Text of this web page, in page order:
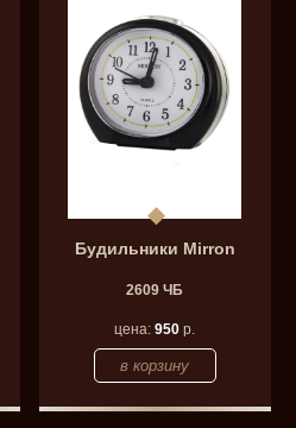
Будильники Mirron
2609 ЧБ
цена:950 р.